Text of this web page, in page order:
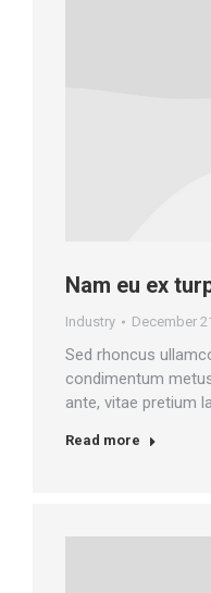
Nam eu ex
Industry December
Sed rhoncus
condimentum
ante, vitae pretium
Read more